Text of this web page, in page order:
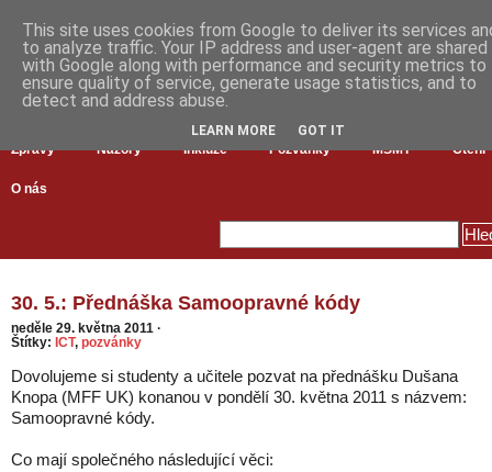
Zprávy Názory Inkluze Pozvánky MŠMT Čtení
O nás
30. 5.: Přednáška Samoopravné kódy
neděle 29. května 2011 ·
Štítky: ICT, pozvánky
Dovolujeme si studenty a učitele pozvat na přednášku Dušana
Knopa (MFF UK) konanou v pondělí 30. května 2011 s názvem:
Samoopravné kódy.
Co mají společného následující věci:
This site uses cookies from Google to deliver its services
to analyze traffic. Your IP address and user-agent are shared
with Google along with performance and security metrics to
ensure quality of service, generate usage statistics, and to
detect and address abuse.
LEARN MORE GOT IT